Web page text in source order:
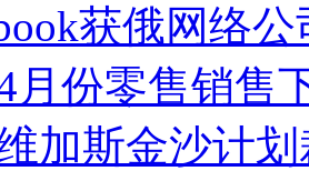
获俄网络
月份零售销售
加斯金沙计划